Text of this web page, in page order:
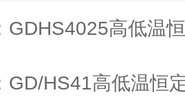
GDHS4025高低温恒定湿热
GD/HS41高低温恒定湿热试